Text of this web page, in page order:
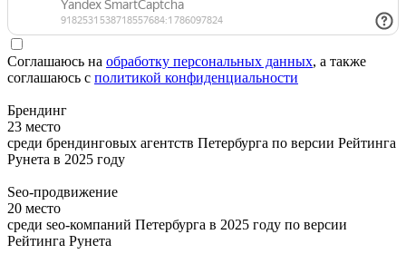
Соглашаюсь на обработку персональных данных, а также
соглашаюсь c политикой конфиденциальности
Брендинг
23 место
среди брендинговых агентств Петербурга по версии Рейтинга
Рунета в 2025 году
Seo-продвижение
20 место
среди seo-компаний Петербурга в 2025 году по версии
Рейтинга Рунета